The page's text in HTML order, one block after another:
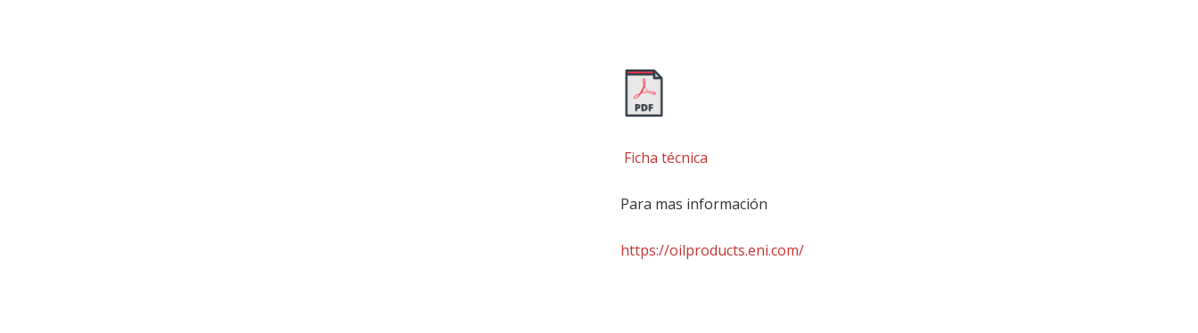
Ficha técnica
Para mas información
https://oilproducts.eni.com/